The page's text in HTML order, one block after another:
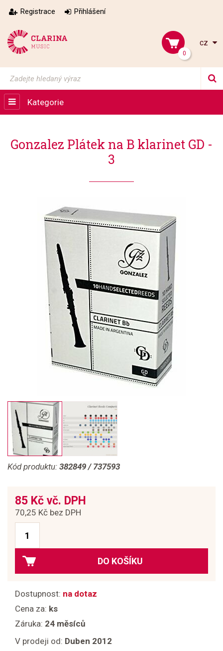
Registrace Přihlášení
0
cz
Kategorie
Gonzalez Plátek na B klarinet GD -
3
Kód produktu: 382849 / 737593
85 Kč vč. DPH
70,25 Kč bez DPH
DO KOŠÍKU
Dostupnost: na dotaz
Cena za: ks
Záruka: 24 měsíců
V prodeji od: Duben 2012